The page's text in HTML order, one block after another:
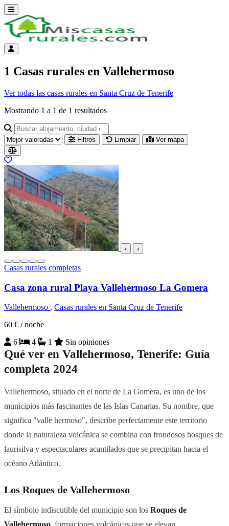
Abrir menú
Menú de cuenta
1 Casas rurales en Vallehermoso
Ver todas las casas rurales en Santa Cruz de Tenerife
Mostrando 1 a 1 de 1 resultados
Buscar alojamiento, ciudad o provincia para ir a su página
Filtros Limpiar Ver mapa
Resultados del listado
‹ ›
Casas rurales completas
Casa zona rural Playa Vallehermoso La Gomera
Vallehermoso , Casas rurales en Santa Cruz de Tenerife
60 € / noche
6
4 1 Sin opiniones
Qué ver en Vallehermoso, Tenerife: Guía
completa 2024
Vallehermoso, situado en el norte de La Gomera, es uno de los
municipios más fascinantes de las Islas Canarias. Su nombre, que
significa "valle hermoso", describe perfectamente este territorio
donde la naturaleza volcánica se combina con frondosos bosques de
laurisilva y espectaculares acantilados que se precipitan hacia el
océano Atlántico.
Los Roques de Vallehermoso
El símbolo indiscutible del municipio son los Roques de